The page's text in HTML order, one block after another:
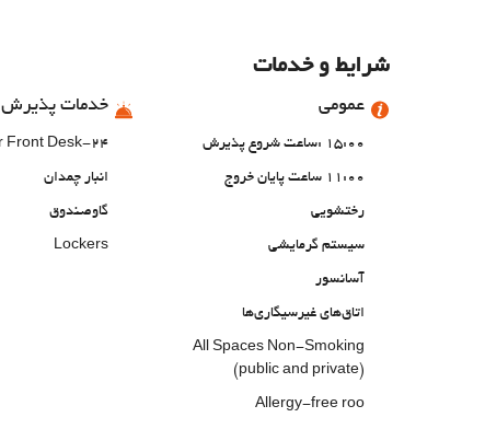
شرایط و خدمات
عمومی
15:00 :ساعت شروع پذیرش
11:00 ساعت پایان خروج
رختشویی
سیستم گرمایشی
آسانسور
اتاق‌های غیرسیگاری‌ها
All Spaces Non-Smoking
(public and private)
Allergy-free roo
خدمات پذیرش
24-Hour Front Desk
انبار چمدان
گاوصندوق
Lockers